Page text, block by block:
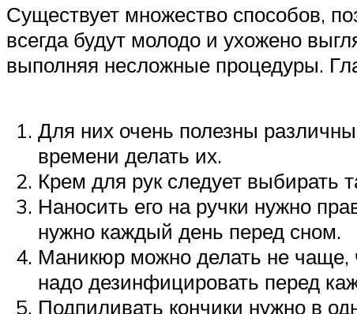
Существует множество способов,
всегда будут молодо и ухожено
выполняя несложные процедуры.
Для них очень полезны
времени делать их.
Крем для рук следует выбирать
Наносить его на ручки нужно
нужно каждый день перед сном.
Маникюр можно делать не чаще,
надо дезинфицировать перед
Подпиливать кончики нужно в